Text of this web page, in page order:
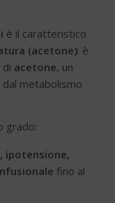
è il caratteristico
(acetone): è
di acetone, un
metabolismo
grado:
ipotensione,
fino al